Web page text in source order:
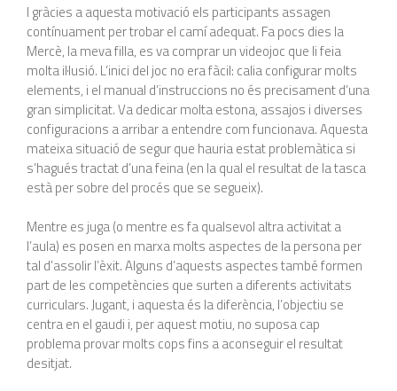
I gràcies a aquesta motivació els participants assagen
contínuament per trobar el camí adequat. Fa pocs dies la
Mercè, la meva filla, es va comprar un videojoc que li feia
molta il·lusió. L’inici del joc no era fàcil: calia configurar molts
elements, i el manual d’instruccions no és precisament d’una
gran simplicitat. Va dedicar molta estona, assajos i diverses
configuracions a arribar a entendre com funcionava. Aquesta
mateixa situació de segur que hauria estat problemàtica si
s’hagués tractat d’una feina (en la qual el resultat de la tasca
està per sobre del procés que se segueix).
Mentre es juga (o mentre es fa qualsevol altra activitat a
l’aula) es posen en marxa molts aspectes de la persona per
tal d’assolir l’èxit. Alguns d’aquests aspectes també formen
part de les competències que surten a diferents activitats
curriculars. Jugant, i aquesta és la diferència, l’objectiu se
centra en el gaudi i, per aquest motiu, no suposa cap
problema provar molts cops fins a aconseguir el resultat
desitjat.